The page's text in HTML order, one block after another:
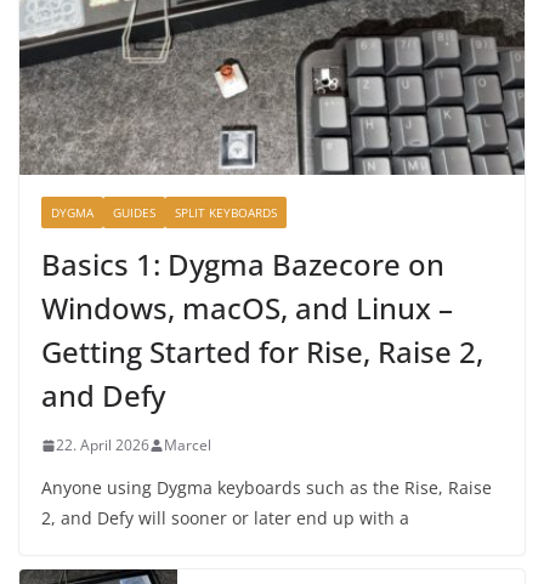
DYGMA GUIDES SPLIT KEYBOARDS
Basics 1: Dygma Bazecore on
Windows, macOS, and Linux –
Getting Started for Rise, Raise 2,
and Defy
22. April 2026 Marcel
Anyone using Dygma keyboards such as the Rise, Raise
2, and Defy will sooner or later end up with a